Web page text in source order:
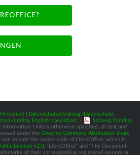
|
Datenschutzerklärung (Datenschutz-
binding English translation) -
Satzung (binding
information: Unless otherwise specified, all text and
under the Creative Commons Attribution-Share
not include the source code of LibreOffice, which is
License v2.0. “LibreOffice” and “The Document
of their corresponding registered owners or